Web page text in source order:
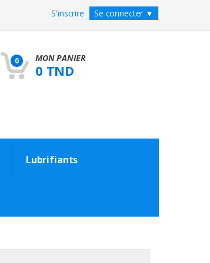
S'inscrire Se connecter ▼
0 MON PANIER
0 TND
Lubrifiants